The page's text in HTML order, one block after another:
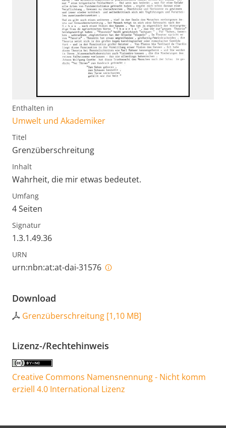
Enthalten in
Umwelt und Akademiker
Titel
Grenzüberschreitung
Inhalt
Wahrheit, die mir etwas bedeutet.
Umfang
4 Seiten
Signatur
1.3.1.49.36
URN
urn:nbn:at:at-dai-31576
Download
Grenzüberschreitung [1,10 MB]
Lizenz-/Rechtehinweis
Creative Commons Namensnennung - Nicht komm
erziell 4.0 International Lizenz